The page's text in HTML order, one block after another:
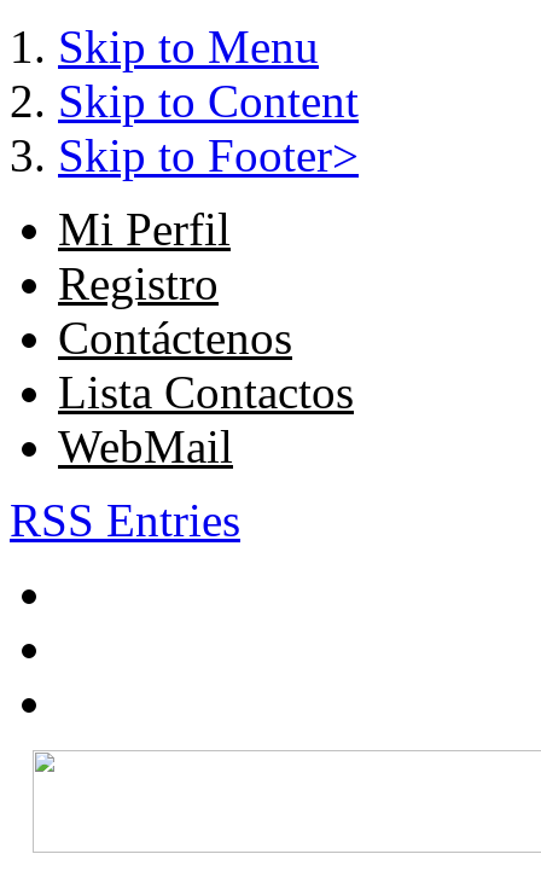
Skip to Menu
Skip to Content
Skip to Footer>
Mi Perfil
Registro
Contáctenos
Lista Contactos
WebMail
RSS Entries